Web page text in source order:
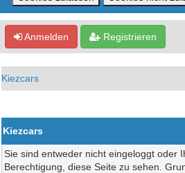
Anmelden Registrieren
Kiezcars
Kiezcars
Sie sind entweder nicht eingeloggt oder
Berechtigung, diese Seite zu sehen.